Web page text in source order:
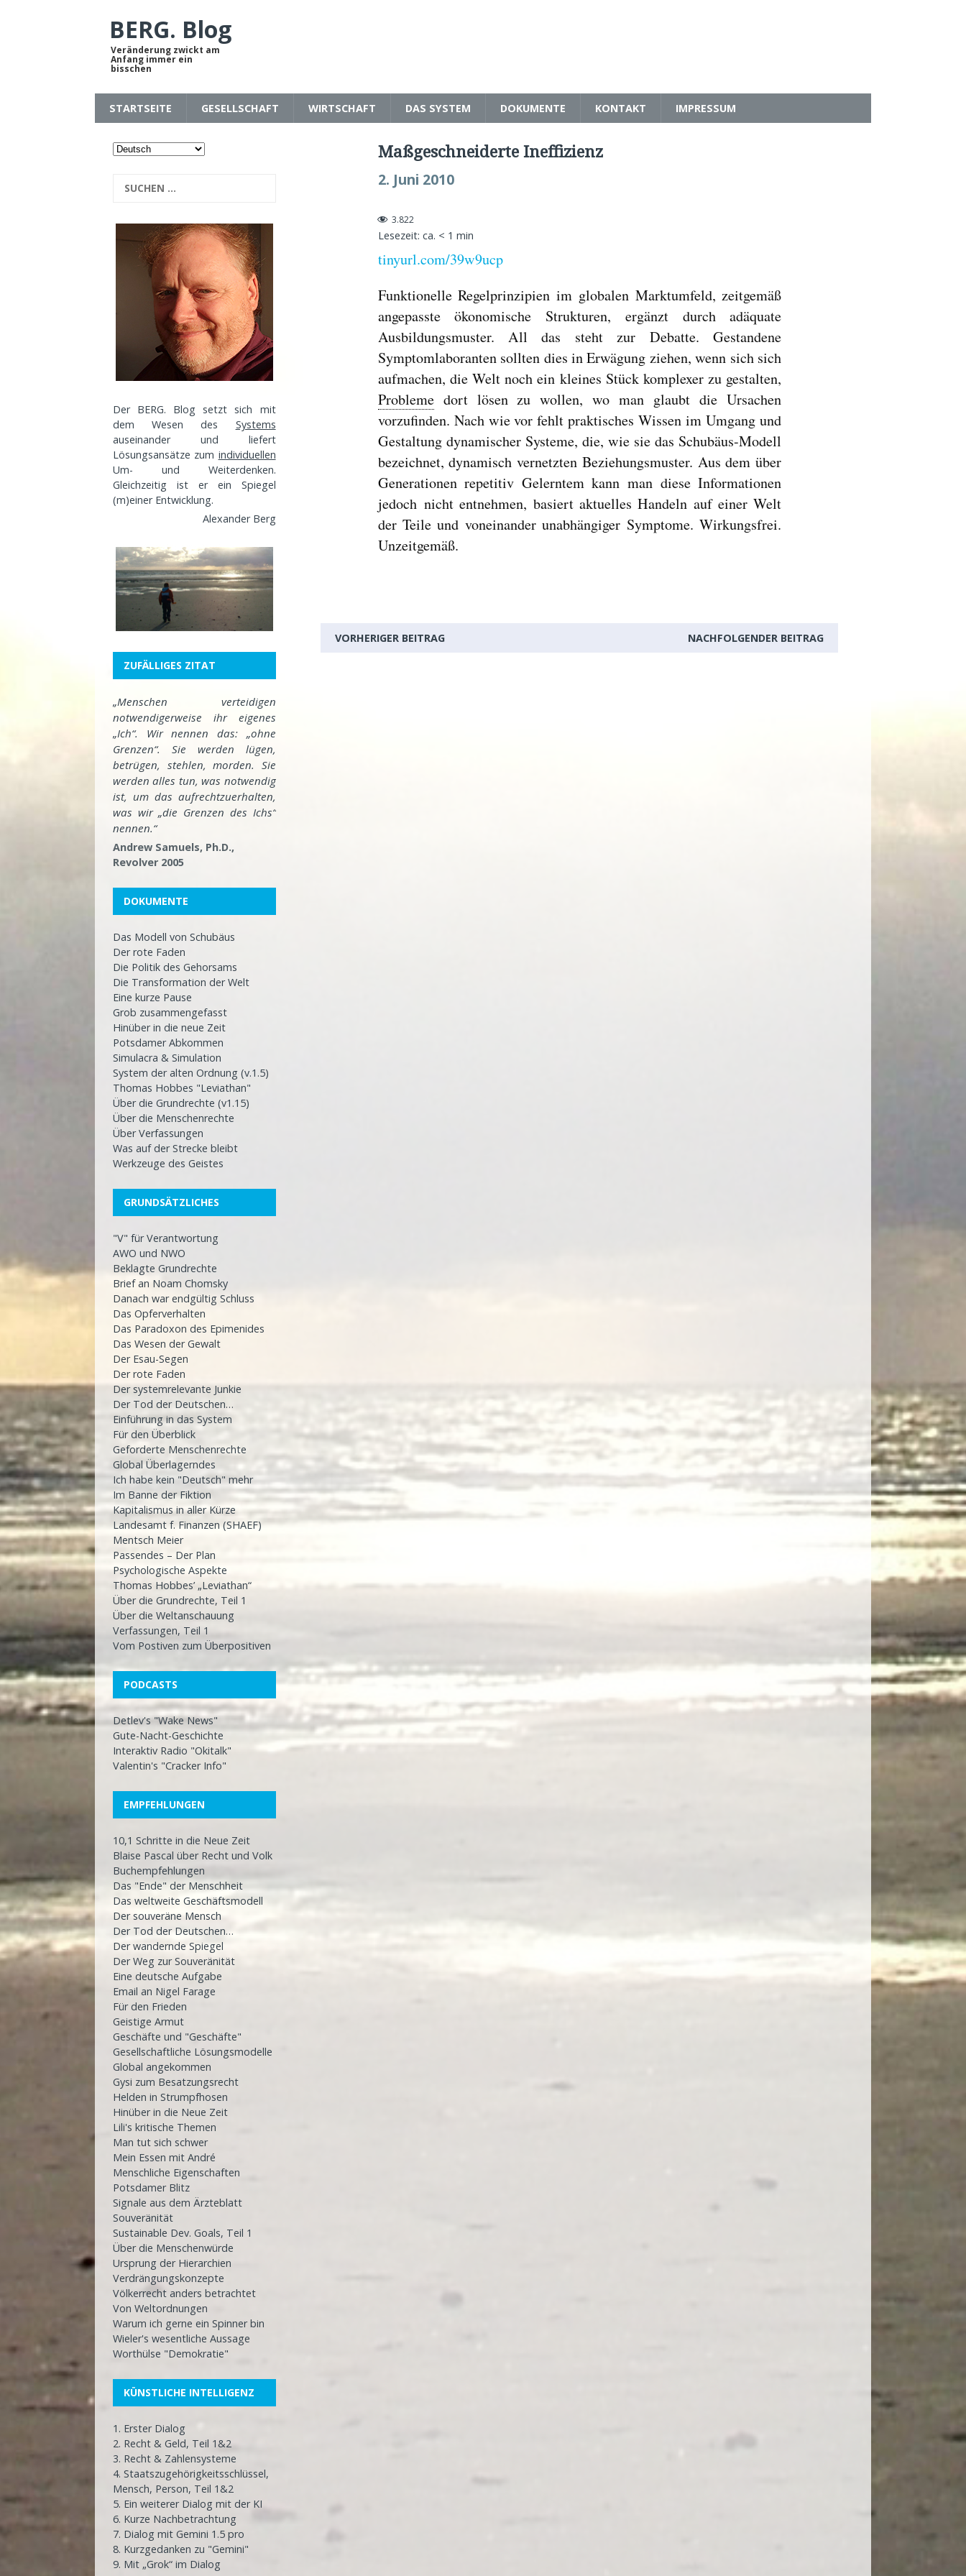
BERG. Blog
Veränderung zwickt am
Anfang immer ein
bisschen
STARTSEITE GESELLSCHAFT WIRTSCHAFT DAS SYSTEM DOKUMENTE KONTAKT IMPRESSUM
Maßgeschneiderte Ineffizienz
2. Juni 2010
3.822
Lesezeit: ca. < 1 min
tinyurl.com/39w9ucp
Funktionelle Regelprinzipien im globalen Marktumfeld, zeitgemäß
angepasste ökonomische Strukturen, ergänzt durch adäquate
Ausbildungsmuster. All das steht zur Debatte. Gestandene
Symptomlaboranten sollten dies in Erwägung ziehen, wenn sich sich
aufmachen, die Welt noch ein kleines Stück komplexer zu gestalten,
Problemedort lösen zu wollen, wo man glaubt die Ursachen
vorzufinden. Nach wie vor fehlt praktisches Wissen im Umgang und
Gestaltung dynamischer Systeme, die, wie sie das Schubäus-Modell
bezeichnet, dynamisch vernetzten Beziehungsmuster. Aus dem über
Generationen repetitiv Gelerntem kann man diese Informationen
jedoch nicht entnehmen, basiert aktuelles Handeln auf einer Welt
der Teile und voneinander unabhängiger Symptome. Wirkungsfrei.
Unzeitgemäß.
VORHERIGER BEITRAG NACHFOLGENDER BEITRAG
Der BERG. Blog setzt sich mit
dem Wesen des Systems
auseinander und liefert
Lösungsansätze zum individuellen
Um- und Weiterdenken.
Gleichzeitig ist er ein Spiegel
(m)einer Entwicklung.
Alexander Berg
ZUFÄLLIGES ZITAT
„Menschen verteidigen
notwendigerweise ihr eigenes
„Ich“. Wir nennen das: „ohne
Grenzen“. Sie werden lügen,
betrügen, stehlen, morden. Sie
werden alles tun, was notwendig
ist, um das aufrechtzuerhalten,
was wir „die Grenzen des Ichs“
nennen.“
Andrew Samuels, Ph.D.,
Revolver 2005
DOKUMENTE
Das Modell von Schubäus
Der rote Faden
Die Politik des Gehorsams
Die Transformation der Welt
Eine kurze Pause
Grob zusammengefasst
Hinüber in die neue Zeit
Potsdamer Abkommen
Simulacra & Simulation
System der alten Ordnung (v.1.5)
Thomas Hobbes "Leviathan"
Über die Grundrechte (v1.15)
Über die Menschenrechte
Über Verfassungen
Was auf der Strecke bleibt
Werkzeuge des Geistes
GRUNDSÄTZLICHES
"V" für Verantwortung
AWO und NWO
Beklagte Grundrechte
Brief an Noam Chomsky
Danach war endgültig Schluss
Das Opferverhalten
Das Paradoxon des Epimenides
Das Wesen der Gewalt
Der Esau-Segen
Der rote Faden
Der systemrelevante Junkie
Der Tod der Deutschen…
Einführung in das System
Für den Überblick
Geforderte Menschenrechte
Global Überlagerndes
Ich habe kein "Deutsch" mehr
Im Banne der Fiktion
Kapitalismus in aller Kürze
Landesamt f. Finanzen (SHAEF)
Mentsch Meier
Passendes – Der Plan
Psychologische Aspekte
Thomas Hobbes’ „Leviathan“
Über die Grundrechte, Teil 1
Über die Weltanschauung
Verfassungen, Teil 1
Vom Postiven zum Überpositiven
PODCASTS
Detlev's "Wake News"
Gute-Nacht-Geschichte
Interaktiv Radio "Okitalk"
Valentin's "Cracker Info"
EMPFEHLUNGEN
10,1 Schritte in die Neue Zeit
Blaise Pascal über Recht und Volk
Buchempfehlungen
Das "Ende" der Menschheit
Das weltweite Geschäftsmodell
Der souveräne Mensch
Der Tod der Deutschen…
Der wandernde Spiegel
Der Weg zur Souveränität
Eine deutsche Aufgabe
Email an Nigel Farage
Für den Frieden
Geistige Armut
Geschäfte und "Geschäfte"
Gesellschaftliche Lösungsmodelle
Global angekommen
Gysi zum Besatzungsrecht
Helden in Strumpfhosen
Hinüber in die Neue Zeit
Lili's kritische Themen
Man tut sich schwer
Mein Essen mit André
Menschliche Eigenschaften
Potsdamer Blitz
Signale aus dem Ärzteblatt
Souveränität
Sustainable Dev. Goals, Teil 1
Über die Menschenwürde
Ursprung der Hierarchien
Verdrängungskonzepte
Völkerrecht anders betrachtet
Von Weltordnungen
Warum ich gerne ein Spinner bin
Wieler's wesentliche Aussage
Worthülse "Demokratie"
KÜNSTLICHE INTELLIGENZ
1. Erster Dialog
2. Recht & Geld, Teil 1&2
3. Recht & Zahlensysteme
4. Staatszugehörigkeitsschlüssel,
Mensch, Person, Teil 1&2
5. Ein weiterer Dialog mit der KI
6. Kurze Nachbetrachtung
7. Dialog mit Gemini 1.5 pro
8. Kurzgedanken zu "Gemini"
9. Mit „Grok“ im Dialog